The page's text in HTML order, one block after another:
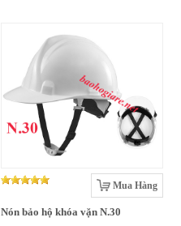
Mua Hàng
Nón bảo hộ khóa vặn N.30